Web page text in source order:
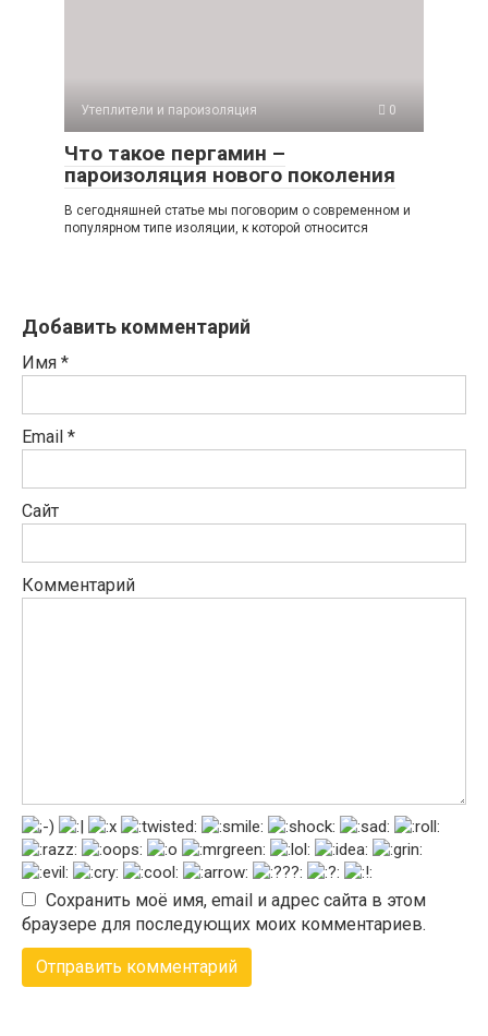
Утеплители и пароизоляция 0
Что такое пергамин –
пароизоляция нового поколения
В сегодняшней статье мы поговорим о современном и
популярном типе изоляции, к которой относится
Добавить комментарий
Имя *
Email *
Сайт
Комментарий
Сохранить моё имя, email и адрес сайта в этом
браузере для последующих моих комментариев.